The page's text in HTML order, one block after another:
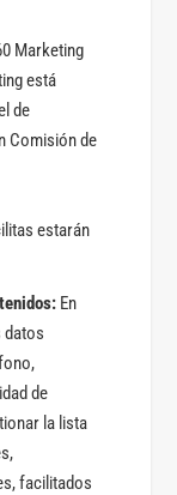
Marketing
está
de
Comisión de
estarán
En
datos
de
la lista
facilitados